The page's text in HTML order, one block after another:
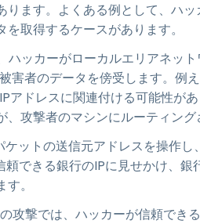
ります。よくある例として、ハ
取得するケースがあります。
ハッカーがローカルエリアネッ
害者のデータを傍受します。例
アドレスに関連付ける可能性が
攻撃者のマシンにルーティング
ケットの送信元アドレスを操作
できる銀行のIPに見せかけ、
。
攻撃では、ハッカーが信頼でき